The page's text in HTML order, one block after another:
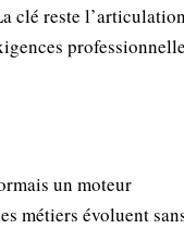
clé reste
un moteur
métiers évoluent